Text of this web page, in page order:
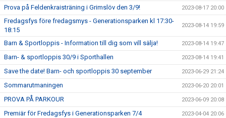
Prova på Feldenkraisträning i Grimslöv den 3/9! 2023-08-17 20:00
Fredagsfys före fredagsmys - Generationsparken kl 17:30-
18:15
2023-08-14 19:59
Barn & Sportloppis - Information till dig som vill sälja! 2023-08-14 19:47
Barn- & sportloppis 30/9 i Sporthallen 2023-08-14 19:41
Save the date! Barn- och sportloppis 30 september 2023-06-29 21:24
Sommarutmaningen 2023-06-20 20:01
PROVA PÅ PARKOUR 2023-06-09 20:08
Premiär för Fredagsfys i Generationsparken 7/4 2023-04-04 20:06